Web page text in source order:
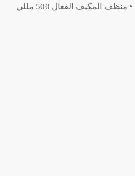
• منظف المكيف الفعال 500 مللي